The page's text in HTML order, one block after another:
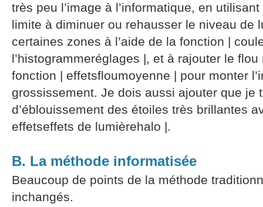
très peu l’image à l’informatique, en
limite à diminuer ou rehausser le niveau de
certaines zones à l’aide de la fonction |
l’histogrammeréglages |, et à rajouter le
fonction | effetsfloumoyenne | pour monter
grossissement. Je dois aussi ajouter que je
d’éblouissement des étoiles très brillantes
effetseffets de lumièrehalo |.
B. La méthode informatisée
Beaucoup de points de la méthode
inchangés.